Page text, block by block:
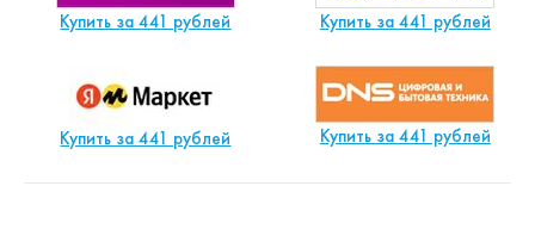
Купить за 441 рублей Купить за 441 рублей
Купить за 441 рублей Купить за 441 рублей